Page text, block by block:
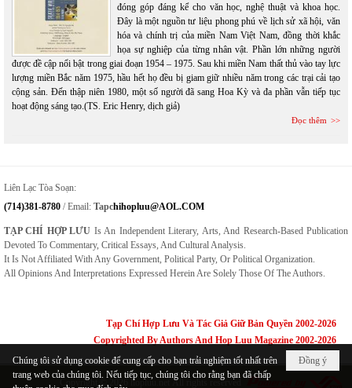
đóng góp đáng kể cho văn học, nghệ thuật và khoa học.
Đây là một nguồn tư liệu phong phú về lịch sử xã hội, văn
hóa và chính trị của miền Nam Việt Nam, đồng thời khắc
họa sự nghiệp của từng nhân vật. Phần lớn những người
được đề cập nổi bật trong giai đoạn 1954 – 1975. Sau khi miền Nam thất thủ vào tay lực
lượng miền Bắc năm 1975, hầu hết họ đều bị giam giữ nhiều năm trong các trại cải tạo
cộng sản. Đến thập niên 1980, một số người đã sang Hoa Kỳ và đa phần vẫn tiếp tục
hoạt động sáng tạo.(TS. Eric Henry, dịch giả)
Đọc thêm
Liên Lạc Tòa Soạn:
(714)381-8780 / Email: TapcHihopluu@AOL.COM
TẠP CHÍ HỢP LƯU Is An Independent Literary, Arts, And Research-Based Publication
Devoted To Commentary, Critical Essays, And Cultural Analysis.
It Is Not Affiliated With Any Government, Political Party, Or Political Organization.
All Opinions And Interpretations Expressed Herein Are Solely Those Of The Authors.
Tạp Chí Hợp Lưu Và Tác Giả Giữ Bản Quyền 2002-2026
Copyrighted By Authors And Hop Luu Magazine 2002-2026
Copyright © 2026 hopluu.net All rights reserved
Đồng ý
Chúng tôi sử dụng cookie để cung cấp cho bạn trải nghiệm tốt nhất trên
trang web của chúng tôi. Nếu tiếp tục, chúng tôi cho rằng bạn đã chấp